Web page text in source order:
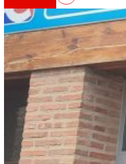
Así somos
Todo nuestro
Cooperativa
Somos por y para